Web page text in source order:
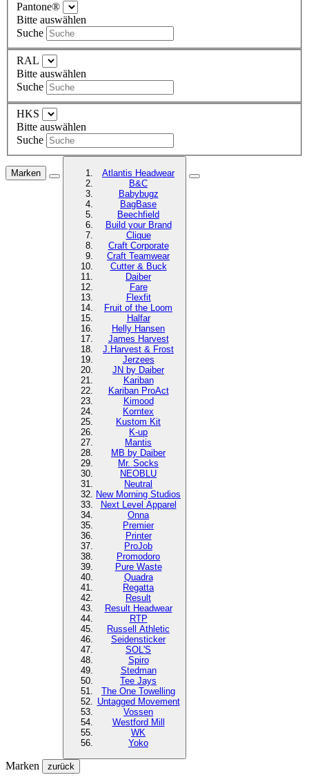
Pantone®
Bitte auswählen
Suche
RAL
Bitte auswählen
Suche
HKS
Bitte auswählen
Suche
Marken
Atlantis Headwear
B&C
Babybugz
BagBase
Beechfield
Build your Brand
Clique
Craft Corporate
Craft Teamwear
Cutter & Buck
Daiber
Fare
Flexfit
Fruit of the Loom
Halfar
Helly Hansen
James Harvest
J.Harvest & Frost
Jerzees
JN by Daiber
Kariban
Kariban ProAct
Kimood
Korntex
Kustom Kit
K-up
Mantis
MB by Daiber
Mr. Socks
NEOBLU
Neutral
New Morning Studios
Next Level Apparel
Onna
Premier
Printer
ProJob
Promodoro
Pure Waste
Quadra
Regatta
Result
Result Headwear
RTP
Russell Athletic
Seidensticker
SOL'S
Spiro
Stedman
Tee Jays
The One Towelling
Untagged Movement
Vossen
Westford Mill
WK
Yoko
Marken zurück